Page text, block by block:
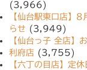
(3,966)
【仙台駅東口店】8
らせ (3,949)
【仙台っ子 全店】
利府店 (3,755)
【六丁の目店】定